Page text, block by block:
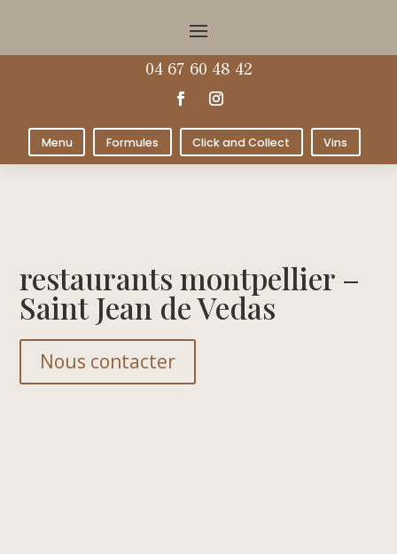
04 67 60 48 42
Menu Formules Click and Collect Vins
restaurants montpellier –
Saint Jean de Vedas
Nous contacter